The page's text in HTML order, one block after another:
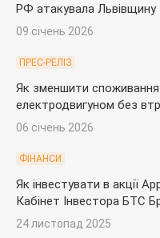
РФ атакувала Львівщину
09 січень 2026
ПРЕС-РЕЛІЗ
Як зменшити споживання
електродвигуном без
06 січень 2026
ФІНАНСИ
Як інвестувати в акції
Кабінет Інвестора БТС
24 листопад 2025